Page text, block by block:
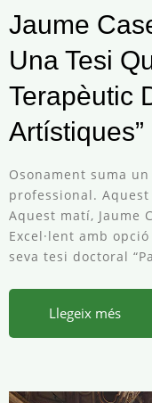
Jaume
Una Tesi
Terapèutic
Artístiques”
Osonament suma
professional.
Aquest matí, Jaume
Excel·lent amb
seva tesi doctoral
Llegeix més